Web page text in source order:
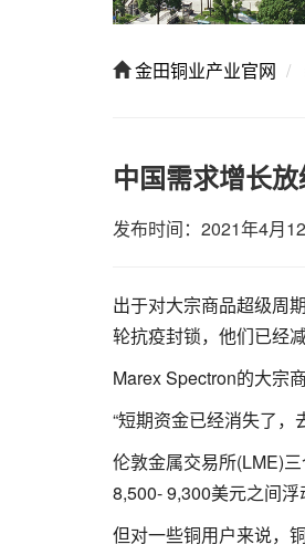
金田铜业产业官网
中国需求增长
发布时间：2021年4月
出于对大宗商品超级周
轮抗疫封锁，他们已经
Marex Spectron的大宗
“短期资金已经消失了
伦敦金属交易所(LME)
8,500- 9,300美元之间浮
但对一些铜用户来说，